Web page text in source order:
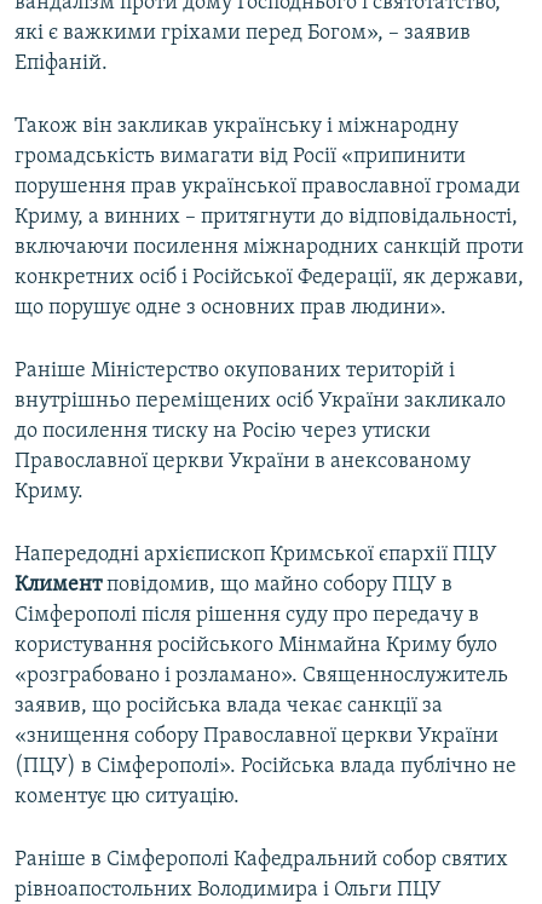
які є важкими гріхами перед Богом», – заявив
Епіфаній.
Також він закликав українську і міжнародну
громадськість вимагати від Росії «припинити
порушення прав української православної громади
Криму, а винних – притягнути до відповідальності,
включаючи посилення міжнародних санкцій проти
конкретних осіб і Російської Федерації, як держави,
що порушує одне з основних прав людини».
Раніше Міністерство окупованих територій і
внутрішньо переміщених осіб України закликало
до посилення тиску на Росію через утиски
Православної церкви України в анексованому
Криму.
Напередодні архієпископ Кримської єпархії ПЦУ
Климентповідомив, що майно собору ПЦУ в
Сімферополі після рішення суду про передачу в
користування російського Мінмайна Криму було
«розграбовано і розламано». Священнослужитель
заявив, що російська влада чекає санкції за
«знищення собору Православної церкви України
(ПЦУ) в Сімферополі». Російська влада публічно не
коментує цю ситуацію.
Раніше в Сімферополі Кафедральний собор святих
рівноапостольних Володимира і Ольги ПЦУ